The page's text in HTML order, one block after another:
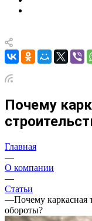
Почему
Главная
—
О компании
—
Статьи
—Почему каркасная
обороты?